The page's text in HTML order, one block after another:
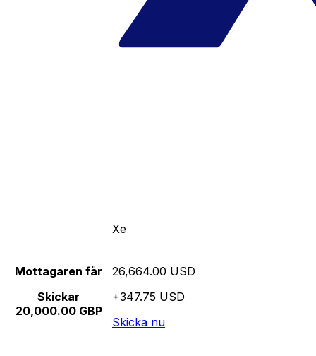
Xe
Mottagaren får
Skickar
20,000.00 GBP
26,664.00 USD
+347.75 USD
Skicka nu